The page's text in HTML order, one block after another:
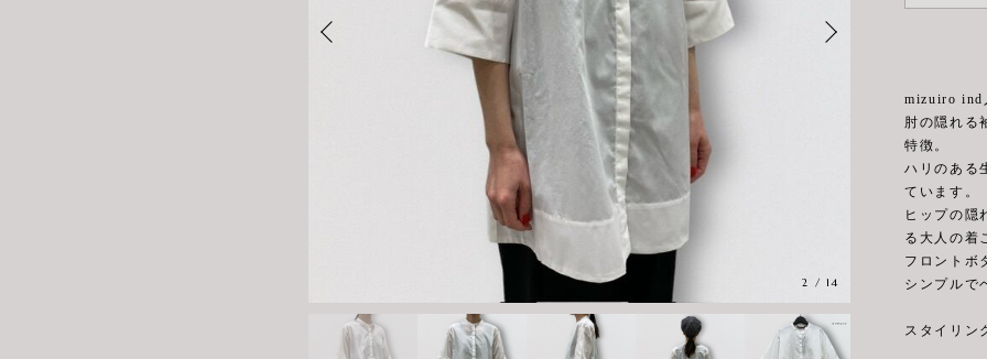
2 / 14
mizuiro ind
肘の隠れる
特徴。
ハリのある
ています。
ヒップの隠
る大人の着
フロントボ
シンプルで
スタイリン